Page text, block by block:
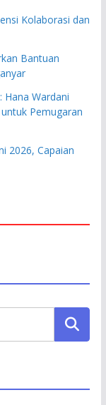
Kolaborasi dan
Bantuan
Hana Wardani
Pemugaran
2026, Capaian